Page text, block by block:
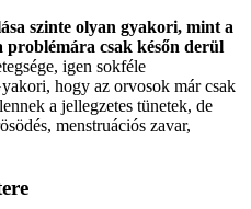
szinte olyan gyakori, mint a
problémára csak későn derül
igen sokféle
hogy az orvosok már csak
a jellegzetes tünetek, de
menstruációs zavar,